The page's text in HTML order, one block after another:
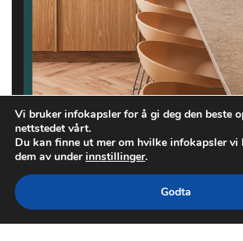
Vi bruker infokapsler for å gi deg den beste
nettstedet vårt.
Du kan finne ut mer om hvilke infokapsler vi
dem av underinnstillinger.
Godta